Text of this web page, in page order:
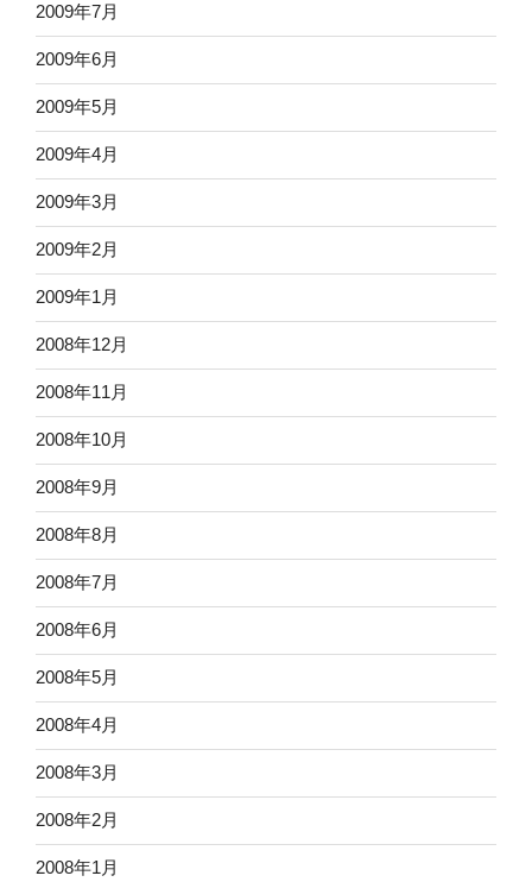
2009年7月
2009年6月
2009年5月
2009年4月
2009年3月
2009年2月
2009年1月
2008年12月
2008年11月
2008年10月
2008年9月
2008年8月
2008年7月
2008年6月
2008年5月
2008年4月
2008年3月
2008年2月
2008年1月